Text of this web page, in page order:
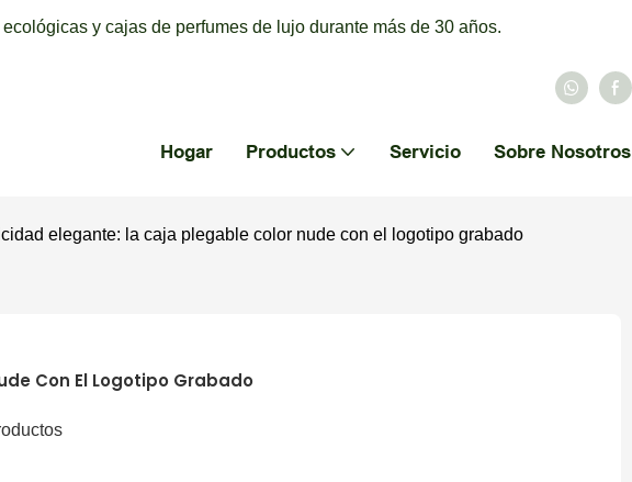
y cajas de perfumes de lujo durante más de 30 años.
Hogar Productos Servicio Sobre Nosotros
elegante: la caja plegable color nude con el logotipo grabado
Con El Logotipo Grabado